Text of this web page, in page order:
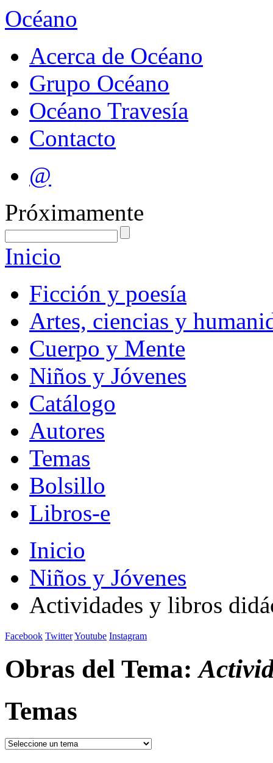
Océano
Acerca de Océano
Grupo Océano
Océano Travesía
Contacto
@
Próximamente
Inicio
Ficción y poesía
Artes, ciencias y
Cuerpo y Mente
Niños y Jóvenes
Catálogo
Autores
Temas
Bolsillo
Libros-e
Inicio
Niños y Jóvenes
Actividades y libros
Facebook TwitterYoutube Instagram
Obras del Tema:
Temas